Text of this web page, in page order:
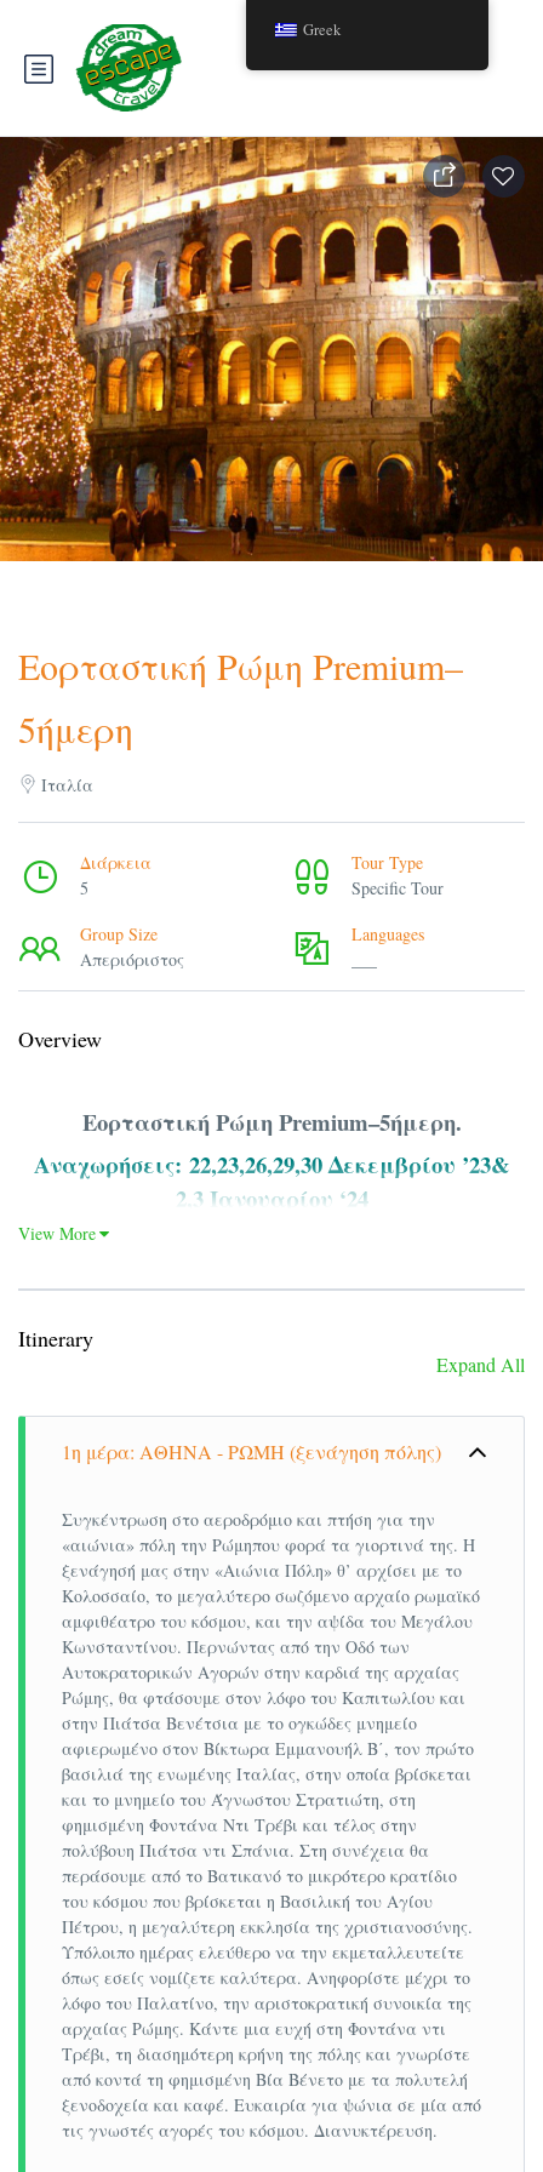
Εορταστική Ρώμη Premium–
5ήμερη
Ιταλία
Διάρκεια
5
Tour Type
Specific Tour
Group Size
Απεριόριστος
Languages
Overview
Εορταστική Ρώμη Premium–5ήμερη.
Αναχωρήσεις: 22,23,26,29,30 Δεκεμβρίου ’23&
2,3 Ιανουαρίου ‘24
IHCICERONE 4* Donna
(02,03/01)
Τιμή κατ’
δίκλινο
Τιμή σε
μονόκλινο
675€ 635€ 795€ 745€
Παιδική τιμή
σε τρίκλινο
(παιδί έως
12 ετών)
495€ 445€ 495€ 465€
Φόροι
αεροδρομίου
ξενοδοχείων
220€ 220€ 220€
*Οι τιμές προσαυξάνονται κατά 50€/άτομο
έπειτα από τις 10 πρώτες συμμετοχές
Διαμονή σε επιλεγμένα, κεντρικότατα
ξενοδοχεία!!
Ξενάγηση ιστορικού κέντρου της πόλης, Ρωμαικό
αμφιθέατρο Κολοσσαίο, Piazza Venezia, Fontana di
Trevi, Πάνθεον, Piazza Navona , Τραστέβερε,
View More
Itinerary
Expand All
1η μέρα: ΑΘΗΝΑ - ΡΩΜΗ (ξενάγηση πόλης)
Συγκέντρωση στο αεροδρόμιο και πτήση για την
«αιώνια» πόλη την Ρώμηπου φορά τα γιορτινά της. Η
ξενάγησή μας στην «Αιώνια Πόλη» θ’ αρχίσει με το
Κολοσσαίο, το μεγαλύτερο σωζόμενο αρχαίο ρωμαϊκό
αμφιθέατρο του κόσμου, και την αψίδα του Μεγάλου
Κωνσταντίνου. Περνώντας από την Οδό των
Αυτοκρατορικών Αγορών στην καρδιά της αρχαίας
Ρώμης, θα φτάσουμε στον λόφο του Καπιτωλίου και
στην Πιάτσα Βενέτσια με το ογκώδες μνημείο
αφιερωμένο στον Βίκτωρα Εμμανουήλ Β΄, τον πρώτο
βασιλιά της ενωμένης Ιταλίας, στην οποία βρίσκεται
και το μνημείο του Άγνωστου Στρατιώτη, στη
φημισμένη Φοντάνα Ντι Τρέβι και τέλος στην
πολύβουη Πιάτσα ντι Σπάνια. Στη συνέχεια θα
περάσουμε από το Βατικανό το μικρότερο κρατίδιο
του κόσμου που βρίσκεται η Βασιλική του Αγίου
Πέτρου, η μεγαλύτερη εκκλησία της χριστιανοσύνης.
Υπόλοιπο ημέρας ελεύθερο να την εκμεταλλευτείτε
όπως εσείς νομίζετε καλύτερα. Ανηφορίστε μέχρι το
λόφο του Παλατίνο, την αριστοκρατική συνοικία της
αρχαίας Ρώμης. Κάντε μια ευχή στη Φοντάνα ντι
Τρέβι, τη διασημότερη κρήνη της πόλης και γνωρίστε
από κοντά τη φημισμένη Βία Βένετο με τα πολυτελή
ξενοδοχεία και καφέ. Ευκαιρία για ψώνια σε μία από
τις γνωστές αγορές του κόσμου. Διανυκτέρευση.
Greek